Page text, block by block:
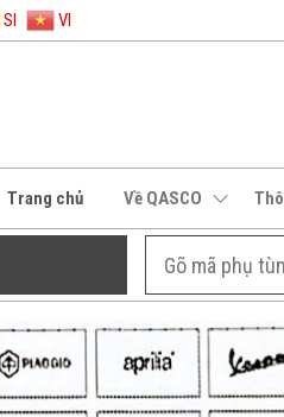
SI VI
Trang chủ Về QASCO